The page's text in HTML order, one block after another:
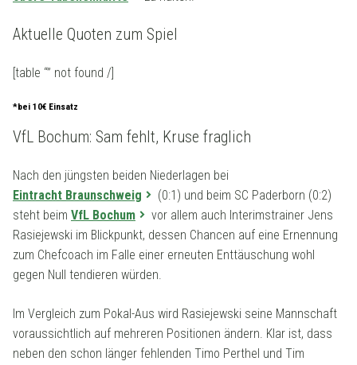
Aktuelle Quoten zum Spiel
[table “” not found /]
*bei 10€ Einsatz
VfL Bochum: Sam fehlt, Kruse fraglich
Nach den jüngsten beiden Niederlagen bei
Eintracht Braunschweig
(0:1) und beim SC Paderborn (0:2)
steht beim VfL Bochum
vor allem auch Interimstrainer Jens
Rasiejewski im Blickpunkt, dessen Chancen auf eine Ernennung
zum Chefcoach im Falle einer erneuten Enttäuschung wohl
gegen Null tendieren würden.
Im Vergleich zum Pokal-Aus wird Rasiejewski seine Mannschaft
voraussichtlich auf mehreren Positionen ändern. Klar ist, dass
neben den schon länger fehlenden Timo Perthel und Tim